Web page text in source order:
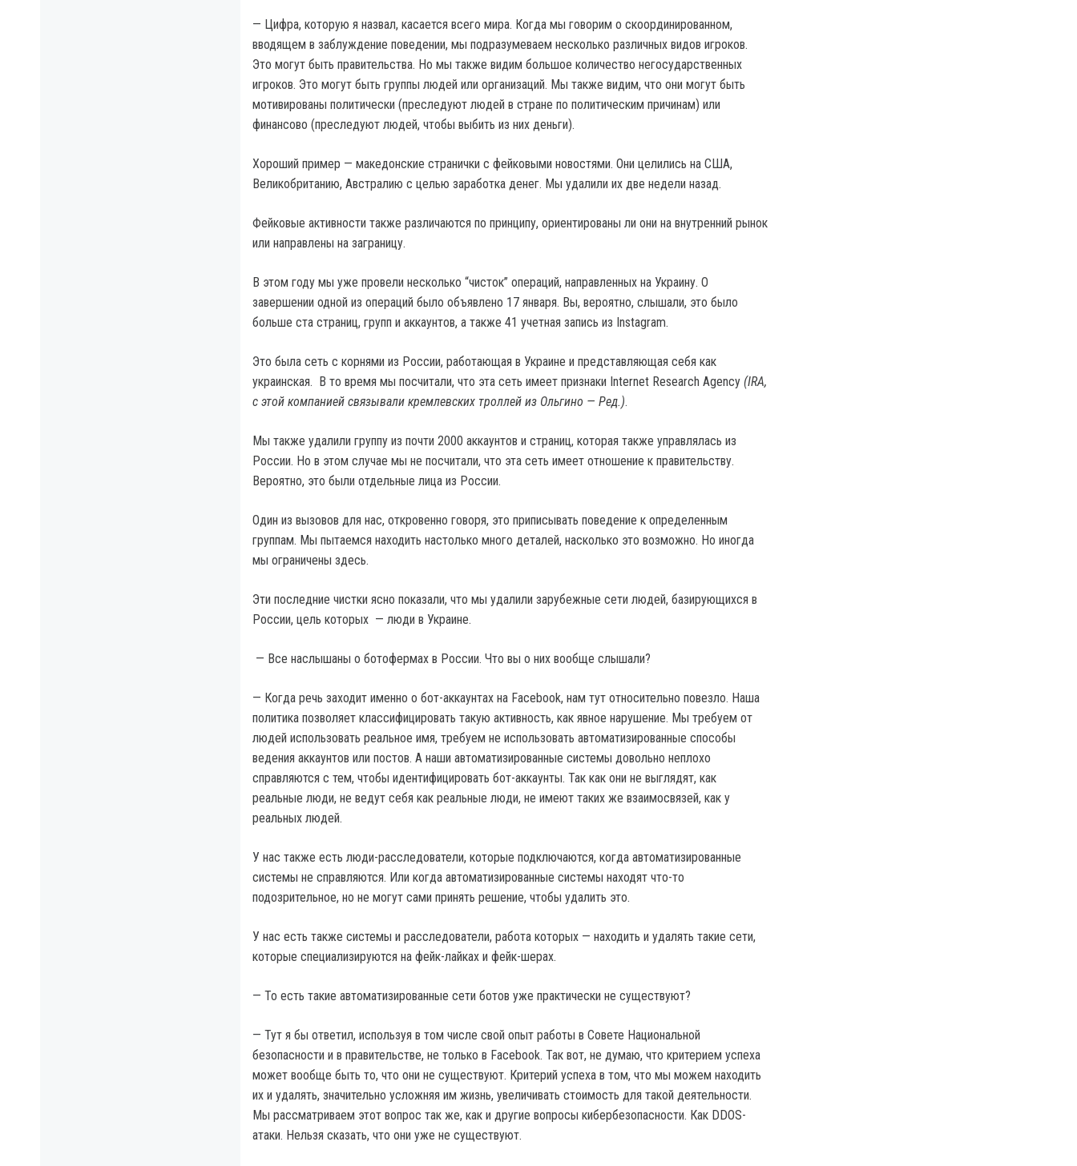
— Цифра, которую я назвал, касается всего мира. Когда мы говорим о скоординированном,
вводящем в заблуждение поведении, мы подразумеваем несколько различных видов игроков.
Это могут быть правительства. Но мы также видим большое количество негосударственных
игроков. Это могут быть группы людей или организаций. Мы также видим, что они могут быть
мотивированы политически (преследуют людей в стране по политическим причинам) или
финансово (преследуют людей, чтобы выбить из них деньги).
Хороший пример — македонские странички с фейковыми новостями. Они целились на США,
Великобританию, Австралию с целью заработка денег. Мы удалили их две недели назад.
Фейковые активности также различаются по принципу, ориентированы ли они на внутренний рынок
или направлены на заграницу.
В этом году мы уже провели несколько “чисток” операций, направленных на Украину. О
завершении одной из операций было объявлено 17 января. Вы, вероятно, слышали, это было
больше ста страниц, групп и аккаунтов, а также 41 учетная запись из Instagram.
Это была сеть с корнями из России, работающая в Украине и представляющая себя как
украинская. В то время мы посчитали, что эта сеть имеет признаки Internet Research Agency (IRA,
с этой компанией связывали кремлевских троллей из Ольгино — Ред.).
Мы также удалили группу из почти 2000 аккаунтов и страниц, которая также управлялась из
России. Но в этом случае мы не посчитали, что эта сеть имеет отношение к правительству.
Вероятно, это были отдельные лица из России.
Один из вызовов для нас, откровенно говоря, это приписывать поведение к определенным
группам. Мы пытаемся находить настолько много деталей, насколько это возможно. Но иногда
мы ограничены здесь.
Эти последние чистки ясно показали, что мы удалили зарубежные сети людей, базирующихся в
России, цель которых — люди в Украине.
— Все наслышаны о ботофермах в России. Что вы о них вообще слышали?
— Когда речь заходит именно о бот-аккаунтах на Facebook, нам тут относительно повезло. Наша
политика позволяет классифицировать такую активность, как явное нарушение. Мы требуем от
людей использовать реальное имя, требуем не использовать автоматизированные способы
ведения аккаунтов или постов. А наши автоматизированные системы довольно неплохо
справляются с тем, чтобы идентифицировать бот-аккаунты. Так как они не выглядят, как
реальные люди, не ведут себя как реальные люди, не имеют таких же взаимосвязей, как у
реальных людей.
У нас также есть люди-расследователи, которые подключаются, когда автоматизированные
системы не справляются. Или когда автоматизированные системы находят что-то
подозрительное, но не могут сами принять решение, чтобы удалить это.
У нас есть также системы и расследователи, работа которых — находить и удалять такие сети,
которые специализируются на фейк-лайках и фейк-шерах.
— То есть такие автоматизированные сети ботов уже практически не существуют?
— Тут я бы ответил, используя в том числе свой опыт работы в Совете Национальной
безопасности и в правительстве, не только в Facebook. Так вот, не думаю, что критерием успеха
может вообще быть то, что они не существуют. Критерий успеха в том, что мы можем находить
их и удалять, значительно усложняя им жизнь, увеличивать стоимость для такой деятельности.
Мы рассматриваем этот вопрос так же, как и другие вопросы кибербезопасности. Как DDOS-
атаки. Нельзя сказать, что они уже не существуют.